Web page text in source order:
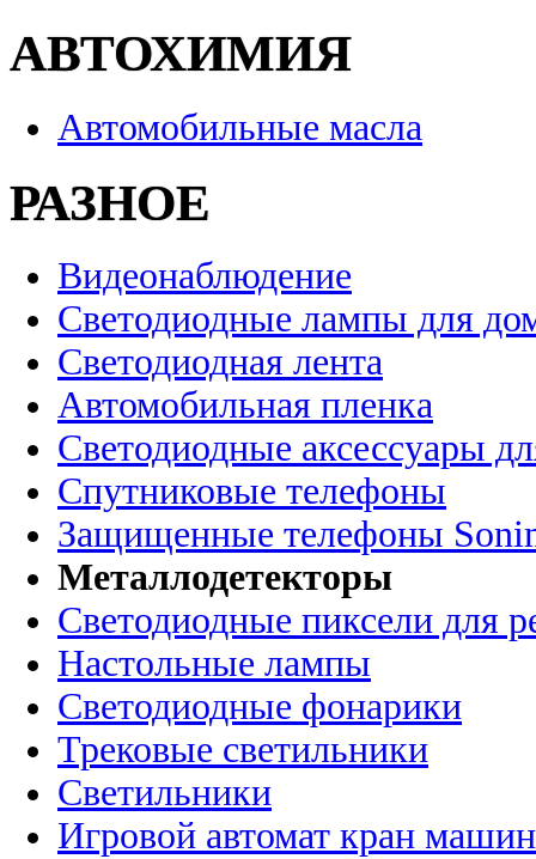
АВТОХИМИЯ
Автомобильные масла
РАЗНОЕ
Видеонаблюдение
Светодиодные лампы для
Светодиодная лента
Автомобильная пленка
Светодиодные аксессуары
Спутниковые телефоны
Защищенные телефоны
Металлодетекторы
Светодиодные пиксели для
Настольные лампы
Светодиодные фонарики
Трековые светильники
Светильники
Игровой автомат кран